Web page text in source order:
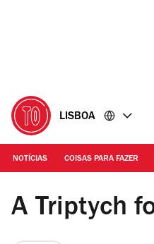
LISBOA
NOTÍCIAS COISAS PARA FAZER
DR | A Triptych for Justice
A Triptych